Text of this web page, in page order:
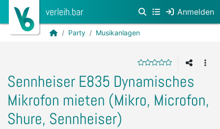
verleih.bar Anmelden
Party Musikanlagen
Sennheiser E835 Dynamisches
Mikrofon mieten (Mikro, Microfon,
Shure, Sennheiser)